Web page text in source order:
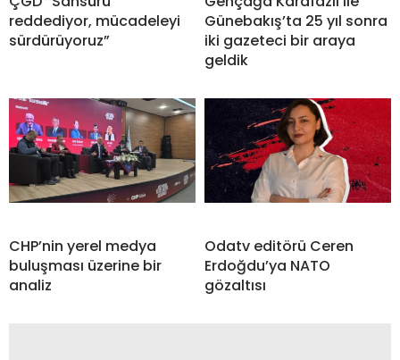
reddediyor, mücadeleyi
sürdürüyoruz”
Günebakış’ta 25 yıl sonra
iki gazeteci bir araya
geldik
CHP’nin yerel medya
buluşması üzerine bir
analiz
Odatv editörü Ceren
Erdoğdu’ya NATO
gözaltısı